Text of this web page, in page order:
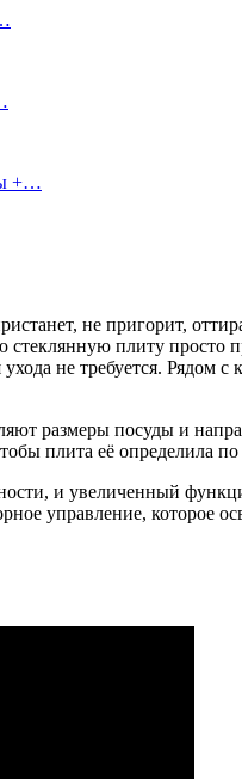
+…
не пригорит,
плиту
не требуется.
размеры посуды и
плита её определила
и увеличенный
управление,